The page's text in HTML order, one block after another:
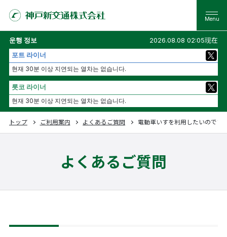
운행 정보
2026.08.08 02:05现在
포트 라이너
현재 30분 이상 지연되는 열차는 없습니다.
롯코 라이너
현재 30분 이상 지연되는 열차는 없습니다.
トップ ご利用案内 よくあるご質問 電動車いすを利用したいのです
よくあるご質問